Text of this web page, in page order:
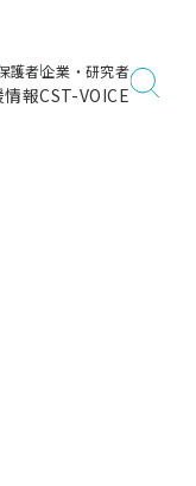
護者企業・研究者
）
情報CST-VOICE